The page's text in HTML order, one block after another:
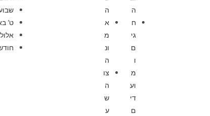
ה
ח
גי
ם
ו
מ
וע
די
ם
ה
א
מ
ונ
ה
צו
ה
ש
ע
ט’
אלול